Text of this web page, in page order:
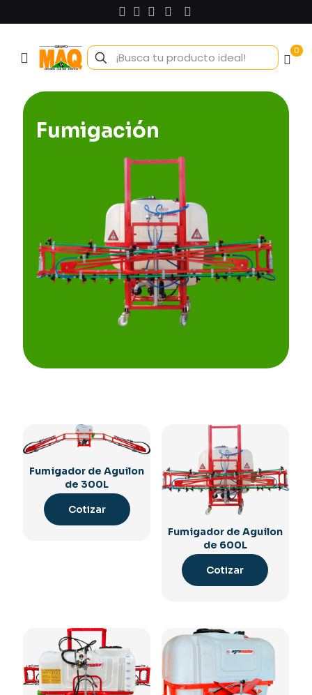
0
Fumigación
Fumigador de Aguilon
de 300L
Cotizar
Fumigador de Aguilon
de 600L
Cotizar